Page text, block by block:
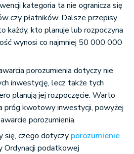
kategoria ta nie ogranicza się
czy płatników. Dalsze przepisy
każdy, kto planuje lub rozpoczyna
wynosi co najmniej 50 000 000
porozumienia dotyczy nie
inwestycję, lecz także tych
planują jej rozpoczęcie. Warto
próg kwotowy inwestycji, powyżej
porozumienia.
się, czego dotyczy porozumienie
Ordynacji podatkowej